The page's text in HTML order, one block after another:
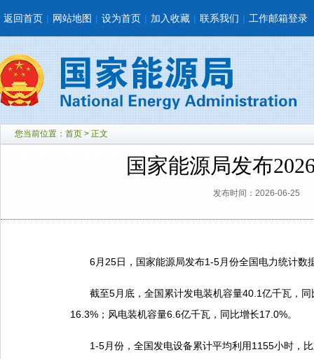
返回首页 | 网站地图 | 设为首页 | 加入收藏 | 联系我们 | 工作邮箱登录
您当前位置： 首页 > 正文
国家能源局发布
发布时间：2026-06-25
6月25日，国家能源局发布1-5月份全国电力统计数
截至5月底，全国累计发电装机容量40.1亿千瓦，同
16.3%；风电装机容量6.6亿千瓦，同比增长17.0%。
1-5月份，全国发电设备累计平均利用1155小时，比